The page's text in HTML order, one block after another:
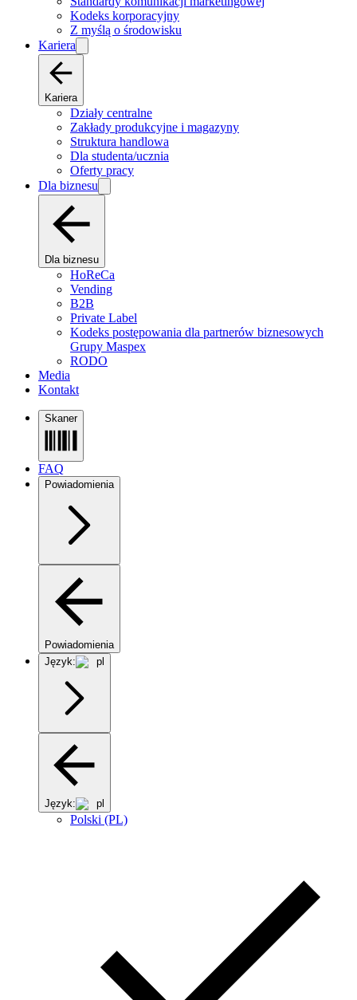
Kodeks korporacyjny
Z myślą o środowisku
Kariera
Kariera
Działy centralne
Zakłady produkcyjne i magazyny
Struktura handlowa
Dla studenta/ucznia
Oferty pracy
Dla biznesu
Dla biznesu
HoReCa
Vending
B2B
Private Label
Kodeks postępowania dla partnerów biznesowych
Grupy Maspex
RODO
Media
Kontakt
Skaner
FAQ
Powiadomienia
Powiadomienia
Język:
pl
Język: pl
Polski (PL)